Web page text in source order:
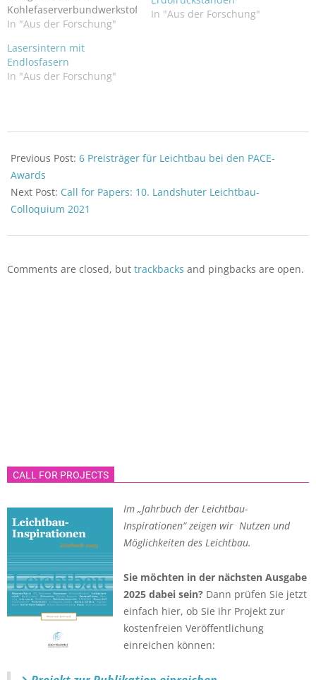
Kohlefaserverbundwerkstoffe
(CFK) entwickelt, die
auch die Faserausrichtung
optimiert und so zu einer
weiteren
In "Aus der Forschung"
In "Aus der Forschung"
Lasersintern mit
Endlosfasern
In "Aus der Forschung"
05-
28
Previous Post: 6 Preisträger für Leichtbau bei den PACE-
Awards
Next Post: Call for Papers: 10. Landshuter Leichtbau-
Colloquium 2021
Comments are closed, but trackbacks and pingbacks are open.
CALL FOR PROJECTS
Im „Jahrbuch der Leichtbau-
Inspirationen“ zeigen wir Nutzen und
Möglichkeiten des Leichtbau.
Sie möchten in der nächsten Ausgabe
2025 dabei sein? Dann prüfen Sie jetzt
einfach hier, ob Sie ihr Projekt zur
kostenfreien Veröffentlichung
einreichen können: